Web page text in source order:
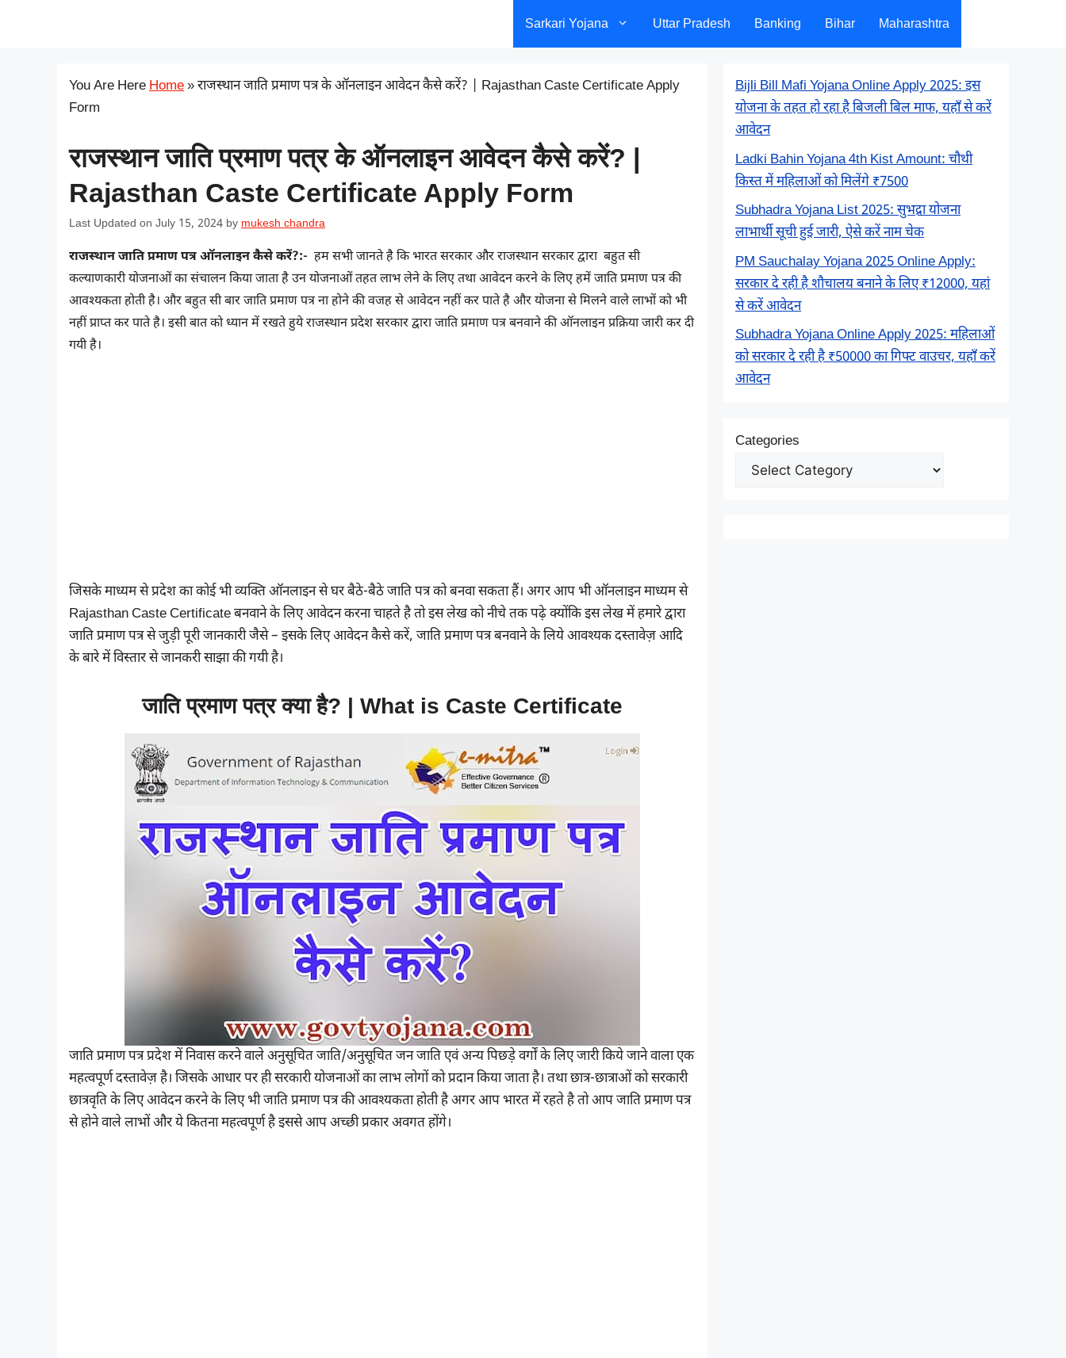
Sarkari Yojana Uttar Pradesh Banking Bihar Maharashtra
You Are HereHome»राजस्थान जाति प्रमाण पत्र के ऑनलाइन आवेदन कैसे करें? | Rajasthan Caste Certificate Apply
Form
राजस्थान जाति प्रमाण पत्र के ऑनलाइन आवेदन कैसे करें? |
Rajasthan Caste Certificate Apply Form
Last Updated on July 15, 2024 by mukesh chandra
राजस्थान जाति प्रमाण पत्र ऑनलाइन कैसे करें?:- हम सभी जानते है कि भारत सरकार और राजस्थान सरकार द्वारा बहुत सी
कल्याणकारी योजनाओं का संचालन किया जाता है उन योजनाओं तहत लाभ लेने के लिए तथा आवेदन करने के लिए हमें जाति प्रमाण पत्र की
आवश्यकता होती है। और बहुत सी बार जाति प्रमाण पत्र ना होने की वजह से आवेदन नहीं कर पाते है और योजना से मिलने वाले लाभों को भी
नहीं प्राप्त कर पाते है। इसी बात को ध्यान में रखते हुये राजस्थान प्रदेश सरकार द्वारा जाति प्रमाण पत्र बनवाने की ऑनलाइन प्रक्रिया जारी कर दी
गयी है।
जिसके माध्यम से प्रदेश का कोई भी व्यक्ति ऑनलाइन से घर बैठे-बैठे जाति पत्र को बनवा सकता हैं। अगर आप भी ऑनलाइन माध्यम से
Rajasthan Caste Certificate बनवाने के लिए आवेदन करना चाहते है तो इस लेख को नीचे तक पढ़े क्योंकि इस लेख में हमारे द्वारा
जाति प्रमाण पत्र से जुड़ी पूरी जानकारी जैसे – इसके लिए आवेदन कैसे करें, जाति प्रमाण पत्र बनवाने के लिये आवश्यक दस्तावेज़ आदि
के बारे में विस्तार से जानकरी साझा की गयी है।
जाति प्रमाण पत्र क्या है? | What is Caste Certificate
जाति प्रमाण पत्र प्रदेश में निवास करने वाले अनुसूचित जाति/अनुसूचित जन जाति एवं अन्य पिछड़े वर्गों के लिए जारी किये जाने वाला एक
महत्वपूर्ण दस्तावेज़ है। जिसके आधार पर ही सरकारी योजनाओं का लाभ लोगों को प्रदान किया जाता है। तथा छात्र-छात्राओं को सरकारी
छात्रवृति के लिए आवेदन करने के लिए भी जाति प्रमाण पत्र की आवश्यकता होती है अगर आप भारत में रहते है तो आप जाति प्रमाण पत्र
से होने वाले लाभों और ये कितना महत्वपूर्ण है इससे आप अच्छी प्रकार अवगत होंगे।
Bijli Bill Mafi Yojana Online Apply 2025: इस
योजना के तहत हो रहा है बिजली बिल माफ, यहाँ से करें
आवेदन
Ladki Bahin Yojana 4th Kist Amount: चौथी
किस्त में महिलाओं को मिलेंगे ₹7500
Subhadra Yojana List 2025: सुभद्रा योजना
लाभार्थी सूची हुई जारी, ऐसे करें नाम चेक
PM Sauchalay Yojana 2025 Online Apply:
सरकार दे रही है शौचालय बनाने के लिए ₹12000, यहां
से करें आवेदन
Subhadra Yojana Online Apply 2025: महिलाओं
को सरकार दे रही है ₹50000 का गिफ्ट वाउचर, यहाँ करें
आवेदन
Categories